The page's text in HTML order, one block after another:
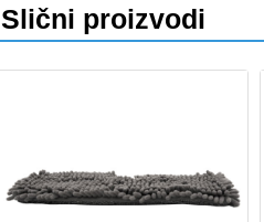
Slični proizvodi